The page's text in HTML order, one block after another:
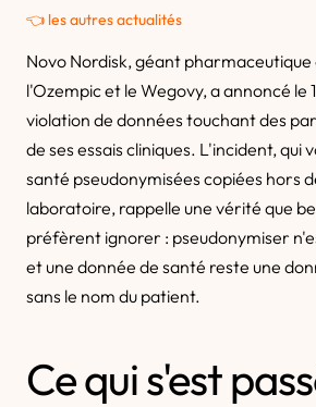
👈 les autres actualités
Novo Nordisk, géant
l'Ozempic et le Wegovy, a annoncé le
violation de données touchant des
de ses essais cliniques. L'incident, qui
santé pseudonymisées copiées hors
laboratoire, rappelle une vérité que
préfèrent ignorer : pseudonymiser
et une donnée de santé reste une
sans le nom du patient.
Ce qui s'est